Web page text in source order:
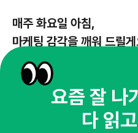
매주 화요일 아침,
마케팅 감각을 깨워 드릴
뉴스레터 구독하기
요즘 잘 나
다 읽